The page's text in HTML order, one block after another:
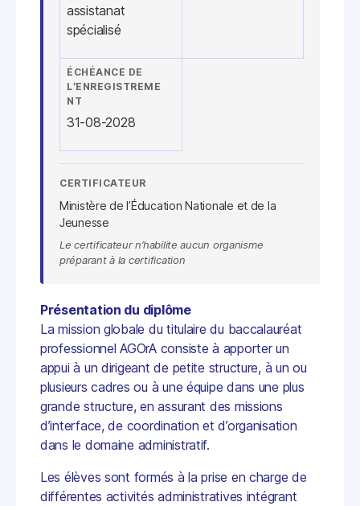
assistanat
spécialisé
ÉCHÉANCE DE
L’ENREGISTREME
NT
31-08-2028
CERTIFICATEUR
Ministère de l’Éducation Nationale et de la
Jeunesse
Le certificateur n’habilite aucun organisme
préparant à la certification
Présentation du diplôme
La mission globale du titulaire du baccalauréat
professionnel AGOrA consiste à apporter un
appui à un dirigeant de petite structure, à un ou
plusieurs cadres ou à une équipe dans une plus
grande structure, en assurant des missions
d’interface, de coordination et d’organisation
dans le domaine administratif.
Les élèves sont formés à la prise en charge de
différentes activités administratives intégrant